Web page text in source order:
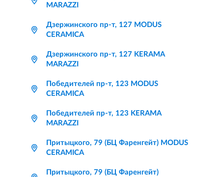
MARAZZI
Дзержинского пр-т, 127 MODUS
CERAMICA
Дзержинского пр-т, 127 KERAMA
MARAZZI
Победителей пр-т, 123 MODUS
CERAMICA
Победителей пр-т, 123 KERAMA
MARAZZI
Притыцкого, 79 (БЦ Фаренгейт) MODUS
CERAMICA
Притыцкого, 79 (БЦ Фаренгейт)